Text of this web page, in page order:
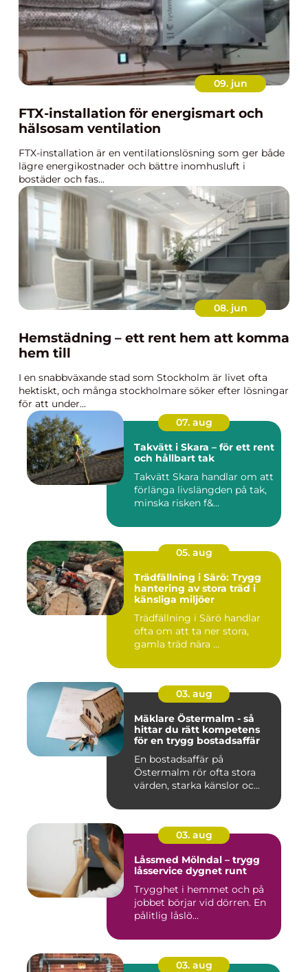
09. jun
FTX-installation för energismart och
hälsosam ventilation
FTX-installation är en ventilationslösning som ger både
lägre energikostnader och bättre inomhusluft i
bostäder och fas...
08. jun
Hemstädning – ett rent hem att komma
hem till
I en snabbväxande stad som Stockholm är livet ofta
hektiskt, och många stockholmare söker efter lösningar
för att under...
07. aug
Takvätt i Skara – för ett rent
och hållbart tak
Takvätt Skara handlar om att
förlänga livslängden på tak,
minska risken f&...
05. aug
Trädfällning i Särö: Trygg
hantering av stora träd i
känsliga miljöer
Trädfällning i Särö handlar
ofta om att ta ner stora,
gamla träd nära ...
03. aug
Mäklare Östermalm - så
hittar du rätt kompetens
för en trygg bostadsaffär
En bostadsaffär på
Östermalm rör ofta stora
värden, starka känslor oc...
03. aug
Låssmed Mölndal – trygg
låsservice dygnet runt
Trygghet i hemmet och på
jobbet börjar vid dörren. En
pålitlig låslö...
03. aug